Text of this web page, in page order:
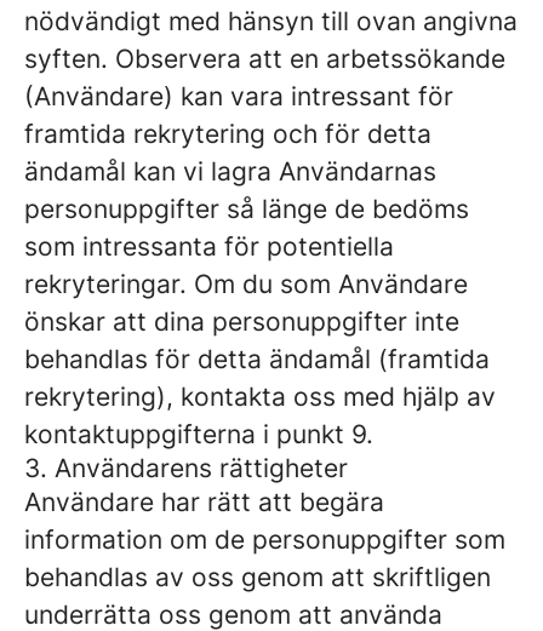
nödvändigt med hänsyn till ovan angivna
syften. Observera att en arbetssökande
(Användare) kan vara intressant för
framtida rekrytering och för detta
ändamål kan vi lagra Användarnas
personuppgifter så länge de bedöms
som intressanta för potentiella
rekryteringar. Om du som Användare
önskar att dina personuppgifter inte
behandlas för detta ändamål (framtida
rekrytering), kontakta oss med hjälp av
kontaktuppgifterna i punkt 9.
3. Användarens rättigheter
Användare har rätt att begära
information om de personuppgifter som
behandlas av oss genom att skriftligen
underrätta oss genom att använda